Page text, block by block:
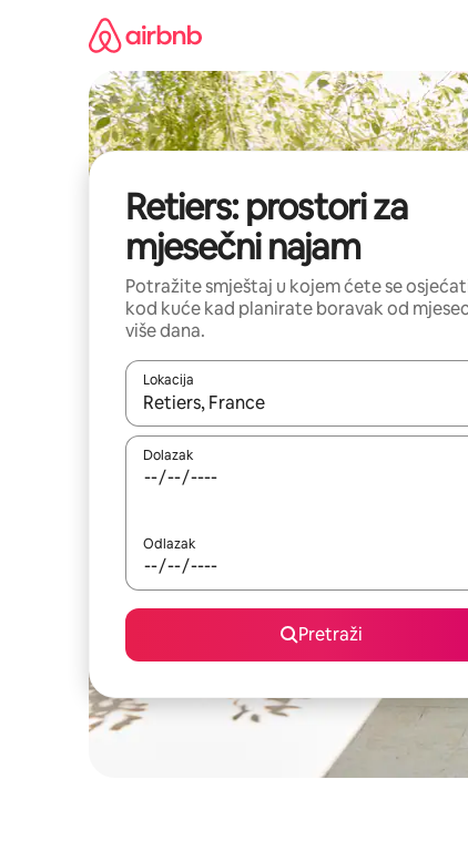
Retiers: prostori za
mjesečni najam
Potražite smještaj u kojem ćete se
kod kuće kad planirate boravak od
više dana.
Lokacija
Kada budu dostupni rezultati, moći ćete ih
Dolazak
Odlazak
Pretraži